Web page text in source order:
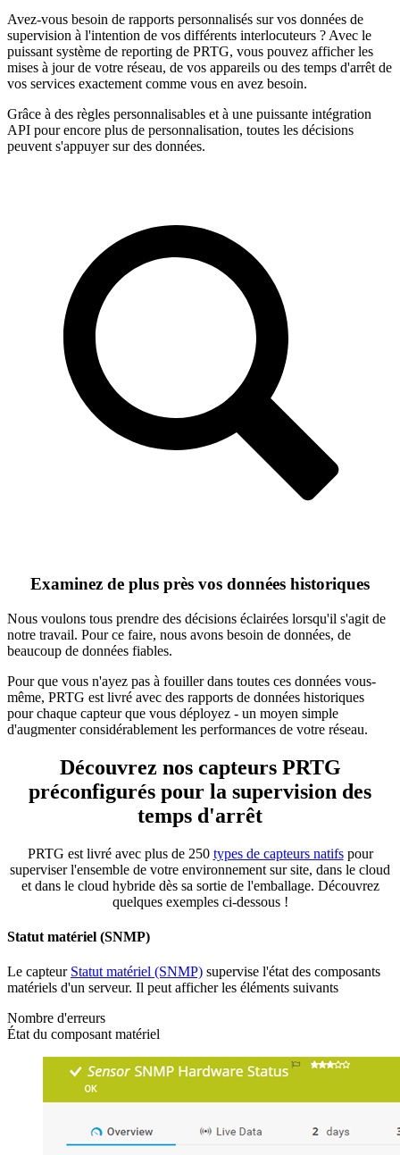
Avez-vous besoin de rapports personnalisés sur vos données de
supervision à l'intention de vos différents interlocuteurs ? Avec le
puissant système de reporting de PRTG, vous pouvez afficher les
mises à jour de votre réseau, de vos appareils ou des temps d'arrêt de
vos services exactement comme vous en avez besoin.
Grâce à des règles personnalisables et à une puissante intégration
API pour encore plus de personnalisation, toutes les décisions
peuvent s'appuyer sur des données.
Examinez de plus près vos données historiques
Nous voulons tous prendre des décisions éclairées lorsqu'il s'agit de
notre travail. Pour ce faire, nous avons besoin de données, de
beaucoup de données fiables.
Pour que vous n'ayez pas à fouiller dans toutes ces données vous-
même, PRTG est livré avec des rapports de données historiques
pour chaque capteur que vous déployez - un moyen simple
d'augmenter considérablement les performances de votre réseau.
Découvrez nos capteurs PRTG
préconfigurés pour la supervision des
temps d'arrêt
PRTG est livré avec plus de 250 types de capteurs natifspour
superviser l'ensemble de votre environnement sur site, dans le cloud
et dans le cloud hybride dès sa sortie de l'emballage. Découvrez
quelques exemples ci-dessous !
Statut matériel (SNMP)
Le capteur Statut matériel (SNMP) supervise l'état des composants
matériels d'un serveur. Il peut afficher les éléments suivants
Nombre d'erreurs
État du composant matériel